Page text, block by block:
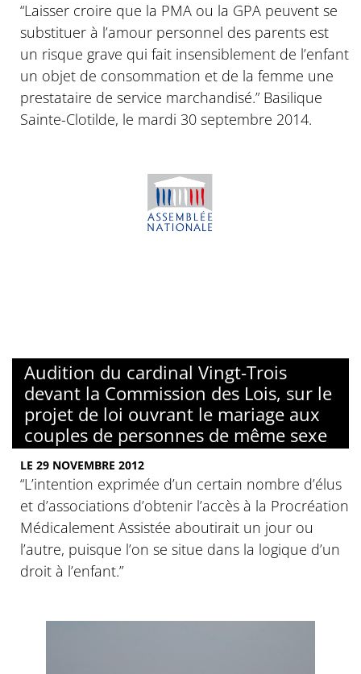
“Laisser croire que la PMA ou la GPA peuvent se
substituer à l’amour personnel des parents est
un risque grave qui fait insensiblement de l’enfant
un objet de consommation et de la femme une
prestataire de service marchandisé.” Basilique
Sainte-Clotilde, le mardi 30 septembre 2014.
Audition du cardinal Vingt-Trois
devant la Commission des Lois, sur le
projet de loi ouvrant le mariage aux
couples de personnes de même sexe
LE 29 NOVEMBRE 2012
“L’intention exprimée d’un certain nombre d’élus
et d’associations d’obtenir l’accès à la Procréation
Médicalement Assistée aboutirait un jour ou
l’autre, puisque l’on se situe dans la logique d’un
droit à l’enfant.”